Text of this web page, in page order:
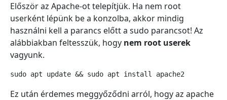
Először az Apache-ot telepítjük. Ha nem root
userként lépünk be a konzolba, akkor mindig
használni kell a parancs előtt a sudo parancsot! Az
alábbiakban feltesszük, hogy nem root userek
vagyunk.
sudo apt update && sudo apt install apache2
Ez után érdemes meggyőződni arról, hogy az apache